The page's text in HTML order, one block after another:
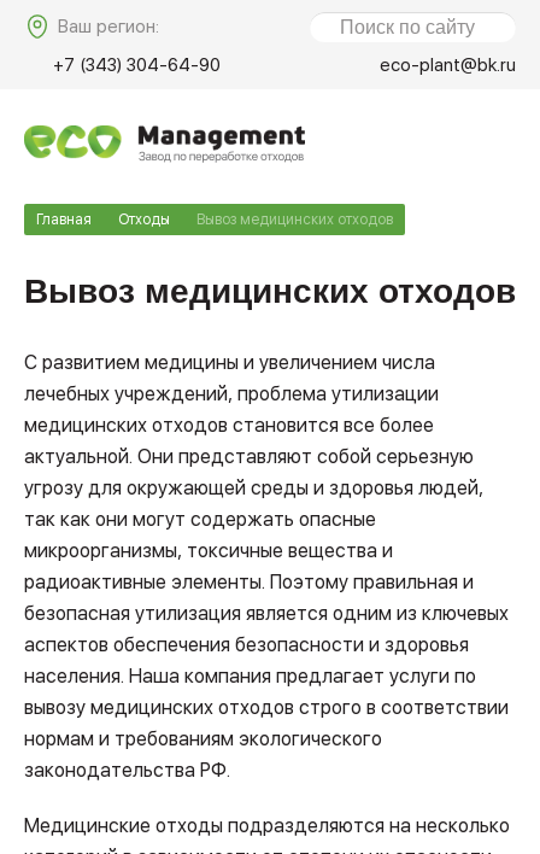
Ваш регион:
+7 (343) 304-64-90
eco-plant@bk.ru
Главная Отходы Вывоз медицинских отходов
Вывоз медицинских отходов
С развитием медицины и увеличением числа
лечебных учреждений, проблема утилизации
медицинских отходов становится все более
актуальной. Они представляют собой серьезную
угрозу для окружающей среды и здоровья людей,
так как они могут содержать опасные
микроорганизмы, токсичные вещества и
радиоактивные элементы. Поэтому правильная и
безопасная утилизация является одним из ключевых
аспектов обеспечения безопасности и здоровья
населения. Наша компания предлагает услуги по
вывозу медицинских отходов строго в соответствии
нормам и требованиям экологического
законодательства РФ.
Медицинские отходы подразделяются на несколько